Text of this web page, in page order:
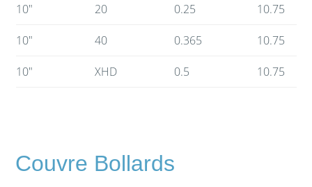
10″ 20 0.25 10.75
10″ 40 0.365 10.75
10″ XHD 0.5 10.75
Couvre Bollards